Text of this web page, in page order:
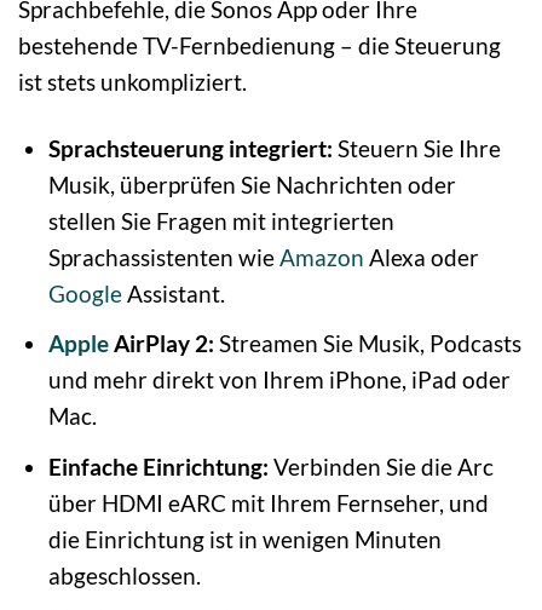
Sprachbefehle, die Sonos App oder Ihre
bestehende TV-Fernbedienung – die Steuerung
ist stets unkompliziert.
Sprachsteuerung integriert: Steuern Sie Ihre
Musik, überprüfen Sie Nachrichten oder
stellen Sie Fragen mit integrierten
Sprachassistenten wieAmazon Alexa oder
GoogleAssistant.
AppleAirPlay 2: Streamen Sie Musik, Podcasts
und mehr direkt von Ihrem iPhone, iPad oder
Mac.
Einfache Einrichtung: Verbinden Sie die Arc
über HDMI eARC mit Ihrem Fernseher, und
die Einrichtung ist in wenigen Minuten
abgeschlossen.